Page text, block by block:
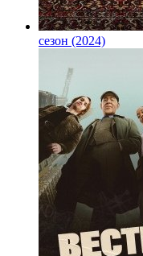
сезон (2024)